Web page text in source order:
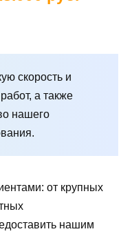
скорость и
а также
нашего
от крупных
нашим